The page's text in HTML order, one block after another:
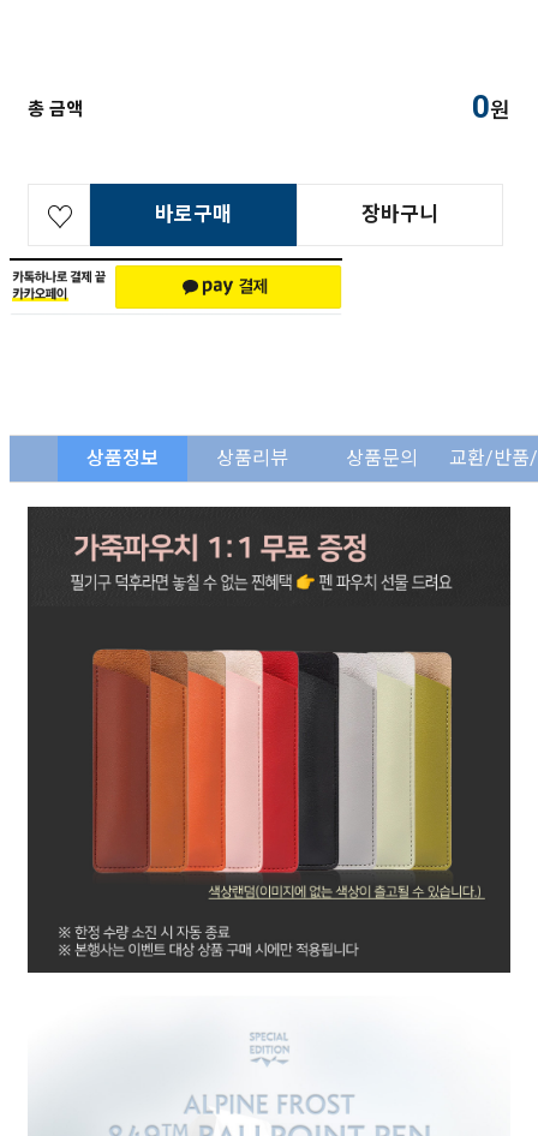
총 금액 0원
바로구매 장바구니
상품정보 상품리뷰 상품문의 교환/반품